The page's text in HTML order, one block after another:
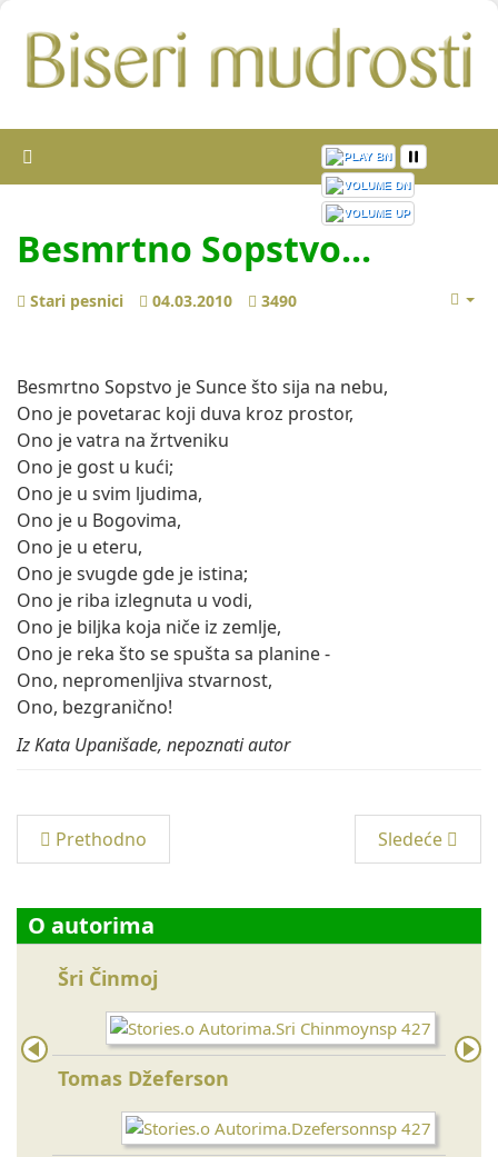
Besmrtno Sopstvo...
Stari pesnici 04.03.2010 3490
Besmrtno Sopstvo je Sunce što sija na nebu,
Ono je povetarac koji duva kroz prostor,
Ono je vatra na žrtveniku
Ono je gost u kući;
Ono je u svim ljudima,
Ono je u Bogovima,
Ono je u eteru,
Ono je svugde gde je istina;
Ono je riba izlegnuta u vodi,
Ono je biljka koja niče iz zemlje,
Ono je reka što se spušta sa planine -
Ono, nepromenljiva stvarnost,
Ono, bezgranično!
Iz Kata Upanišade, nepoznati autor
Prethodno Sledeće
O autorima
Šri Činmoj
Tomas Džeferson